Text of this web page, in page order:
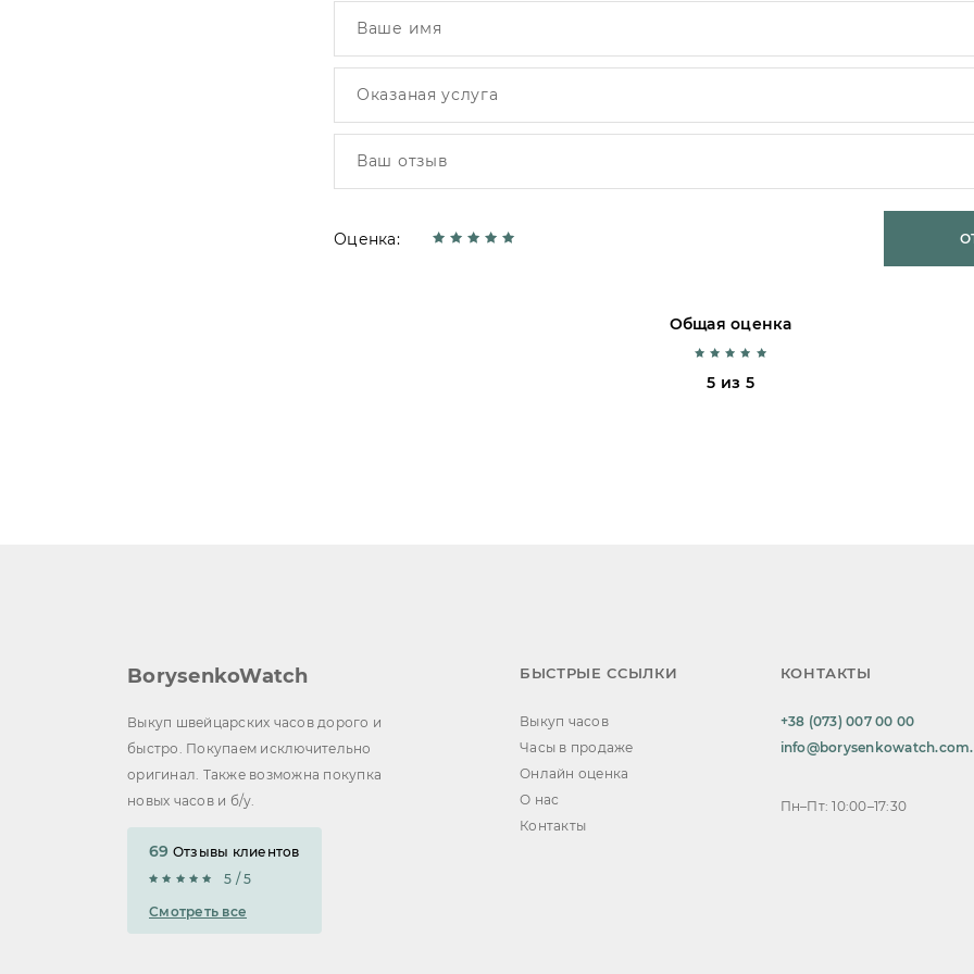
Оценка:
Общая оценка
5 из 5
BorysenkoWatch
Выкуп швейцарских часов дорого и
быстро. Покупаем исключительно
оригинал. Также возможна покупка
новых часов и б/у.
69 Отзывы клиентов
5 / 5
Смотреть все
БЫСТРЫЕ ССЫЛКИ
Выкуп часов
Часы в продаже
Онлайн оценка
О нас
Контакты
КОНТАКТЫ
+38 (073) 007 00 00
Пн–Пт: 10:00–17:30